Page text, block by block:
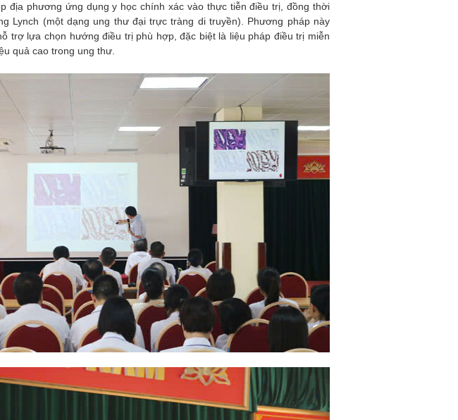
địa phương ứng dụng y học chính xác vào thực tiễn điều trị, đồng thời
Lynch (một dạng ung thư đại trực tràng di truyền). Phương pháp này
trợ lựa chọn hướng điều trị phù hợp, đặc biệt là liệu pháp điều trị miễn
quả cao trong ung thư.